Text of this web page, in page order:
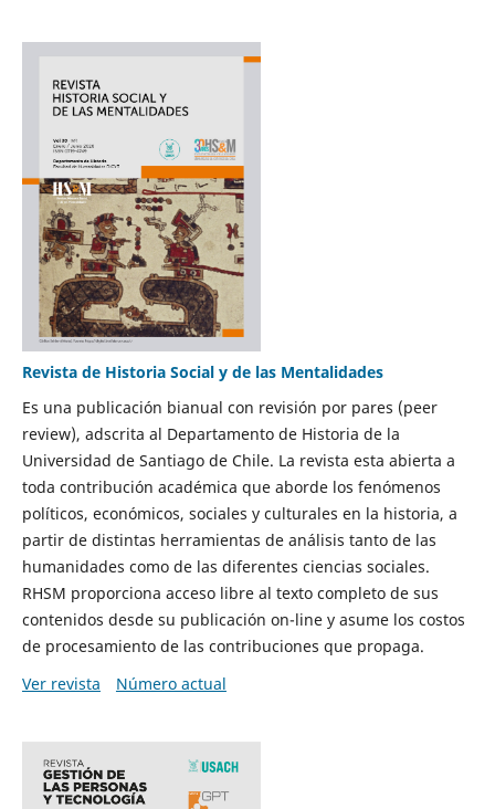
Revista de Historia Social y de las Mentalidades
Es una publicación bianual con revisión por pares (peer
review), adscrita al Departamento de Historia de la
Universidad de Santiago de Chile. La revista esta abierta a
toda contribución académica que aborde los fenómenos
políticos, económicos, sociales y culturales en la historia, a
partir de distintas herramientas de análisis tanto de las
humanidades como de las diferentes ciencias sociales.
RHSM proporciona acceso libre al texto completo de sus
contenidos desde su publicación on-line y asume los costos
de procesamiento de las contribuciones que propaga.
Ver revista
Número actual